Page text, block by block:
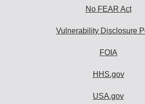
No FEAR Act
Vulnerability Disclosure
FOIA
HHS.gov
USA.gov